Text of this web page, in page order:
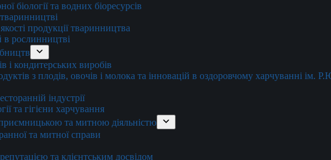
біології та водних біоресурсів
продукції тваринництва
в рослинництві
і кондитерських виробів
з плодів, овочів і молока та інновацій в оздоровчому харчуванні ім.
індустрії
та гігієни харчування
та митною діяльністю
та митної справи
та клієнтським досвідом